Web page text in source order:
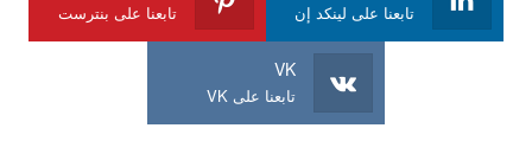
تابعنا على لينكد إن تابعنا على بنترست
VK
تابعنا على VK